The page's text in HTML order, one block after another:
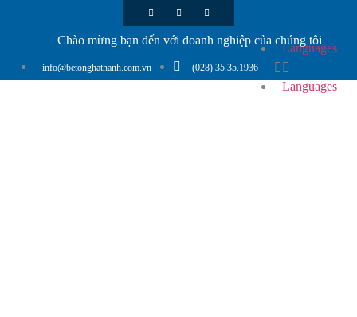
Chào mừng bạn đến với doanh nghiệp của chúng tôi
info@betonghathanh.com.vn (028) 35.35.1936
Languages
Languages